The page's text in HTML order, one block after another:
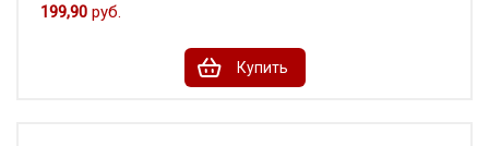
199,90 руб.
Купить